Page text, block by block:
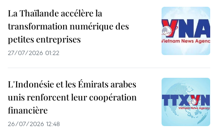
La Thaïlande accélère la
transformation numérique des
petites entreprises
27/07/2026 01:22
L'Indonésie et les Émirats arabes
unis renforcent leur coopération
financière
26/07/2026 12:48